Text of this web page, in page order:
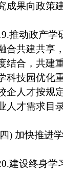
成果向政策
推动政产学
合共建共享
结合，共建
科技园优化
企人才按规
人才需求目
) 加快推进
建设终身学